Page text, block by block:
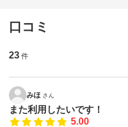
口コミ
23 件
みほ さん
また利用したいです！
5.00